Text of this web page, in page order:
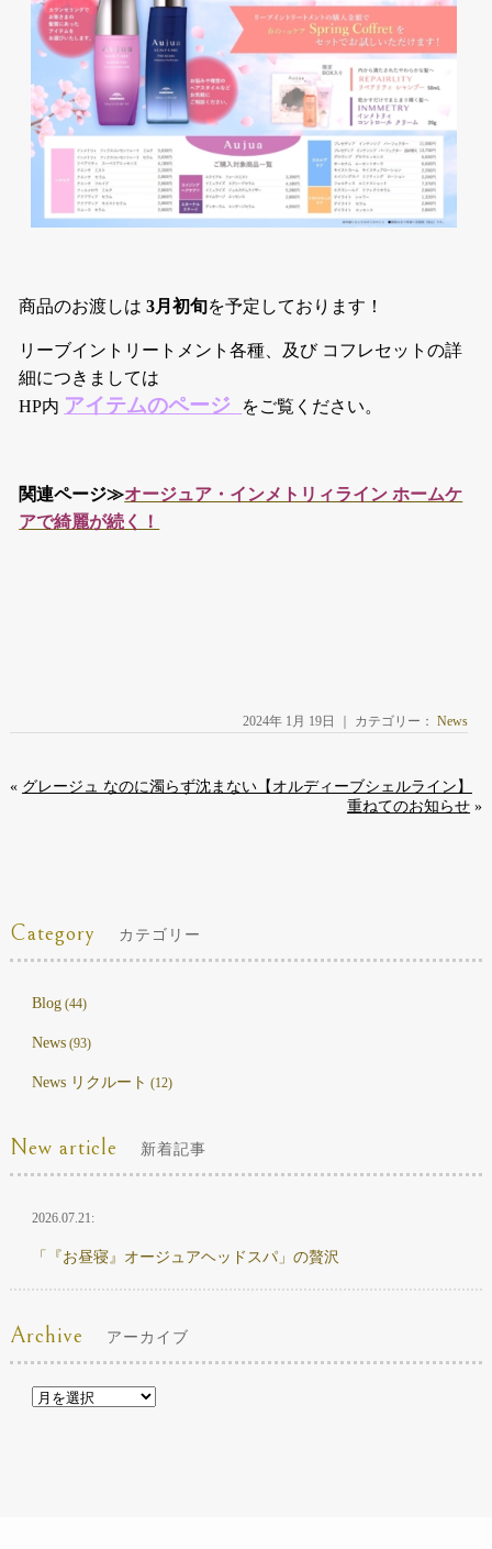
商品のお渡しは3月初旬を予定しております！
リーブイントリートメント各種、及び コフレセットの詳
細につきましては
HP内 アイテムのページ をご覧ください。
関連ページ≫オージュア・インメトリィライン ホームケ
アで綺麗が続く！
2024年 1月 19日 ｜ カテゴリー：News
« グレージュ なのに濁らず沈まない【オルディーブシェルライン】
重ねてのお知らせ »
Category カテゴリー
Blog(44)
News(93)
News リクルート (12)
New article 新着記事
2026.07.21:
「『お昼寝』オージュアヘッドスパ」の贅沢
Archive アーカイブ